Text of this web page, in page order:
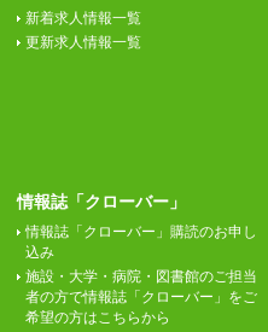
新着求人情報一覧
更新求人情報一覧
情報誌「クローバー」
情報誌「クローバー」購読のお申し
込み
施設・大学・病院・図書館のご担当
者の方で情報誌「クローバー」をご
希望の方はこちらから